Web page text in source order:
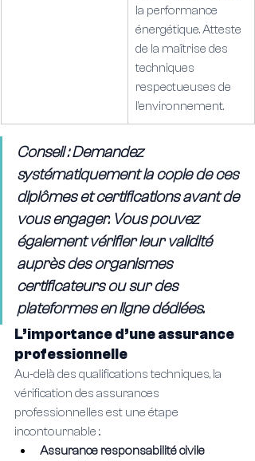
la performance
énergétique. Atteste
de la maîtrise des
techniques
respectueuses de
l’environnement.
Conseil : Demandez
systématiquement la copie de ces
diplômes et certifications avant de
vous engager. Vous pouvez
également vérifier leur validité
auprès des organismes
certificateurs ou sur des
plateformes en ligne dédiées.
L’importance d’une assurance
professionnelle
Au-delà des qualifications techniques, la
vérification des assurances
professionnelles est une étape
incontournable :.
Assurance responsabilité civile